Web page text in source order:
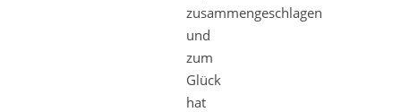
zusammengeschlagen
und
zum
Glück
hat